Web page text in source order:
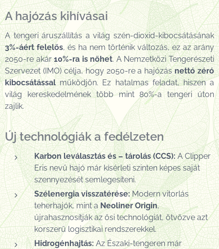
A hajózás kihívásai
A tengeri áruszállítás a világ szén-dioxid-kibocsátásának
3%-áért felelős, és ha nem történik változás, ez az arány
2050-re akár10%-ra is nőhet. A Nemzetközi Tengerészeti
Szervezet (IMO) célja, hogy 2050-re a hajózásnettó zéró
kibocsátássalműködjön. Ez hatalmas feladat, hiszen a
világ kereskedelmének több mint 80%-a tengeri úton
zajlik.
Új technológiák a fedélzeten
Karbon leválasztás és – tárolás (CCS):A Clipper
Eris nevű hajó már kísérleti szinten képes saját
szennyezését semlegesíteni.
Szélenergia visszatérése:Modern vitorlás
teherhajók, mint aNeoliner Origin,
újrahasznosítják az ősi technológiát, ötvözve azt
korszerű logisztikai rendszerekkel.
Hidrogénhajtás:Az Északi-tengeren már